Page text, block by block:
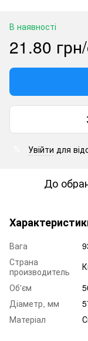
В наявності
21.80
Увійти для
До
Вага
Страна
производитель
Об'єм
Діаметр, мм
Матеріал